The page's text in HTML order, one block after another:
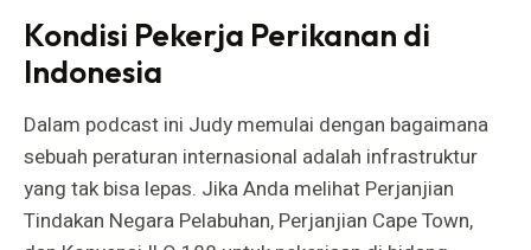
Kondisi Pekerja Perikanan di
Indonesia
Dalam podcast ini Judy memulai dengan bagaimana
sebuah peraturan internasional adalah infrastruktur
yang tak bisa lepas. Jika Anda melihat Perjanjian
Tindakan Negara Pelabuhan, Perjanjian Cape Town,